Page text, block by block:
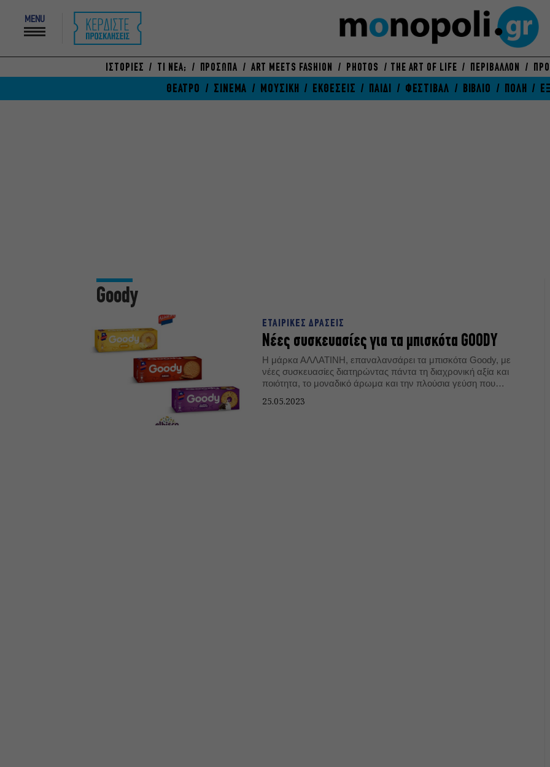
MENU
ΙΣΤΟΡΙΕΣ ΤΙ ΝΕΑ; ΠΡΟΣΩΠΑ ART MEETS FASHION PHOTOS THE ART OF LIFE ΠΕΡΙΒΑΛΛΟΝ
ΘΕΑΤΡΟ ΣΙΝΕΜΑ ΜΟΥΣΙΚΗ ΕΚΘΕΣΕΙΣ ΠΑΙΔΙ ΦΕΣΤΙΒΑΛ ΒΙΒΛΙΟ ΠΟΛΗ
Goody
ΕΤΑΙΡΙΚΕΣ ΔΡΑΣΕΙΣ
Νέες συσκευασίες για τα μπισκότα GOODY
Η μάρκα ΑΛΛΑΤΙΝΗ, επαναλανσάρει τα μπισκότα Goody, με
νέες συσκευασίες διατηρώντας πάντα τη διαχρονική αξία και
ποιότητα, το μοναδικό άρωμα και την πλούσια γεύση που
Classic Goody moments.
25.05.2023